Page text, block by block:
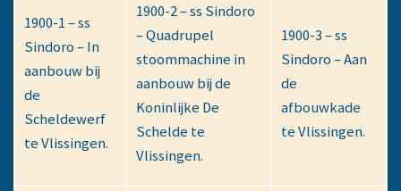
1900-1 – ss
Sindoro – In
aanbouw bij
de
Scheldewerf
te Vlissingen.
1900-2 – ss Sindoro
– Quadrupel
stoommachine in
aanbouw bij de
Koninlijke De
Schelde te
Vlissingen.
1900-3 – ss
Sindoro – Aan
de
afbouwkade
te Vlissingen.